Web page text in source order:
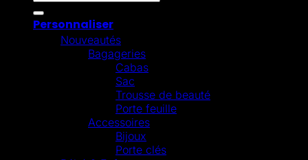
Personnaliser
Nouveautés
Bagageries
Cabas
Sac
Trousse de beauté
Porte feuille
Accessoires
Bijoux
Porte clés